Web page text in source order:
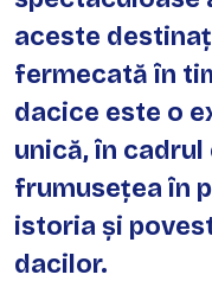
aceste
fermecată în
dacice este o
unică, în
frumusețea în
istoria și
dacilor.